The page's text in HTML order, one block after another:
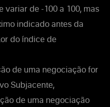
de -100 a 100, mas
indicado antes da
do índice de
de uma negociação for
Subjacente,
de uma negociação